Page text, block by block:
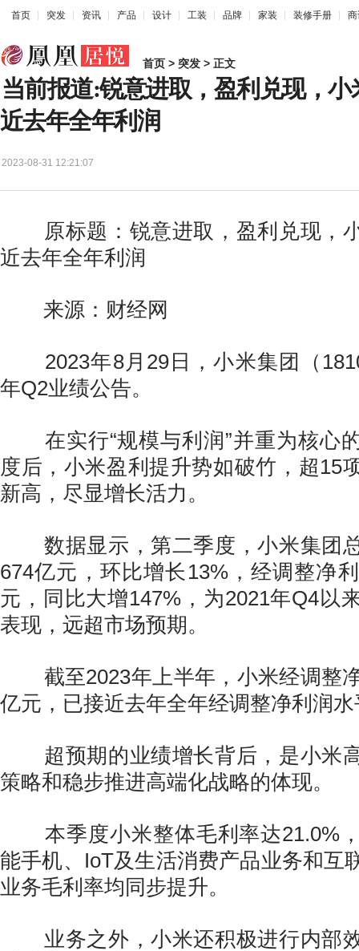
首页 突发 资讯 产品 设计 工装 品牌 家装 装修手册
首页 > 突发 > 正文
当前报道:锐意进取，盈利兑现，
近去年全年利润
2023-08-31 12:21:07
原标题：锐意进取，盈利兑现，
近去年全年利润
来源：财经网
2023年8月29日，小米集团（
年Q2业绩公告。
在实行“规模与利润”并重为核心
度后，小米盈利提升势如破竹，超15
新高，尽显增长活力。
数据显示，第二季度，小米集团
674亿元，环比增长13%，经调整净
元，同比大增147%，为2021年Q4以
表现，远超市场预期。
截至2023年上半年，小米经调整
亿元，已接近去年全年经调整净利润水
超预期的业绩增长背后，是小米
策略和稳步推进高端化战略的体现。
本季度小米整体毛利率达21.0%
能手机、IoT及生活消费产品业务和互
业务毛利率均同步提升。
业务之外，小米还积极进行内部